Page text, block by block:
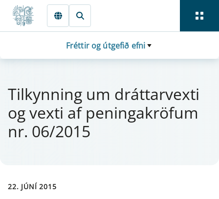
Fara beint í Meginmál
Fréttir og útgefið efni
Til­kynn­ing um drá­tt­a­rvexti
og vexti af pen­inga­krö­f­um
nr. 06/2015
22. JÚNÍ 2015